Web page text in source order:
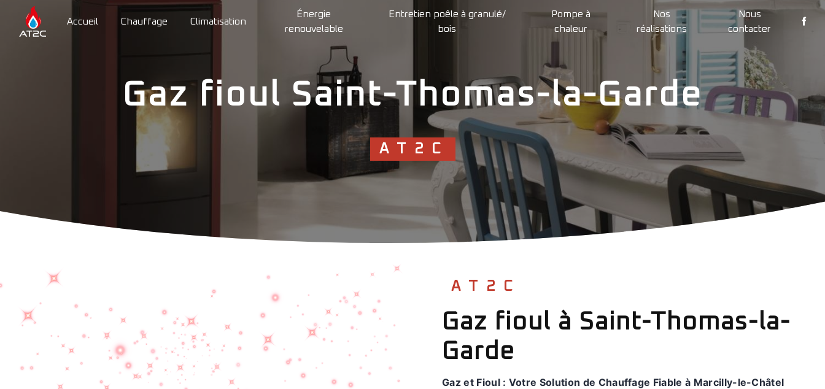
Accueil Chauffage Climatisation
Énergie
renouvelable
Entretien poêle à granulé/
bois
Pompe à
chaleur
Nos
réalisations
Nous
contacter
Gaz fioul Saint-Thomas-la-Garde
AT2C
AT2C
Gaz fioul à Saint-Thomas-la-
Garde
Gaz et Fioul : Votre Solution de Chauffage Fiable à Marcilly-le-Châtel
Panneau de gestion des cookies